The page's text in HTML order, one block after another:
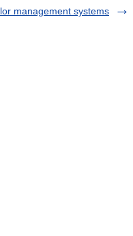
management systems